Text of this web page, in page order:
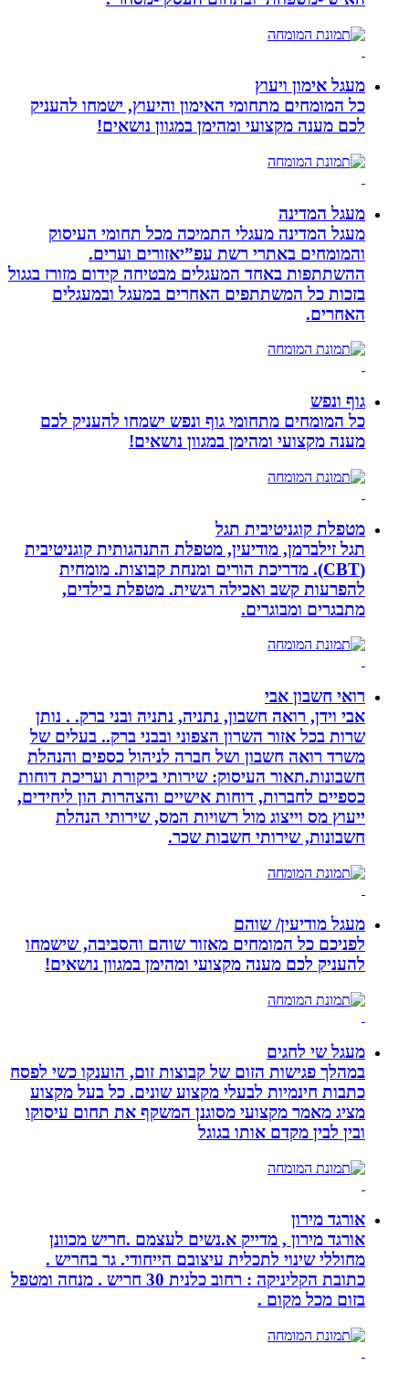
מעגל אימון ויעוץ
כל המומחים מתחומי האימון והיעוץ, ישמחו להעניק
לכם מענה מקצועי ומהימן במגוון נושאים!
מעגל המדינה
מעגל המדינה מעגלי התמיכה מכל תחומי העיסוק
והמומחים באתרי רשת עפ”יאזורים וערים.
ההשתתפות באחד המעגלים מבטיחה קידום מזורז בגגול
בזכות כל המשתתפים האחרים במעגל ובמעגלים
האחרים.
גוף ונפש
כל המומחים מתחומי גוף ונפש ישמחו להעניק לכם
מענה מקצועי ומהימן במגוון נושאים!
מטפלת קוגניטיבית תגל
תגל זילברמן, מודיעין, מטפלת התנהגותית קוגניטיבית
(CBT). מדריכת הורים ומנחת קבוצות. מומחית
להפרעות קשב ואכילה רגשית. מטפלת בילדים,
מתבגרים ומבוגרים.
רואי חשבון אבי
אבי וידן, רואה חשבון, נתניה, נתניה ובני ברק. . נותן
שרות בכל אזור השרון הצפוני ובבני ברק.. בעלים של
משרד רואה חשבון ושל חברה לניהול כספים והנהלת
חשבונות.תאור העיסוק: שירותי ביקורת ועריכת דוחות
כספיים לחברות, דוחות אישיים והצהרות הון ליחידים,
ייעוץ מס וייצוג מול רשויות המס, שירותי הנהלת
חשבונות, שירותי חשבות שכר.
מעגל מודיעין/ שוהם
לפניכם כל המומחים מאזור שוהם והסביבה, שישמחו
להעניק לכם מענה מקצועי ומהימן במגוון נושאים!
מעגל שי לחגים
במהלך פגישות הזום של קבוצות זום, הוענקו כשי לפסח
כתבות חינמיות לבעלי מקצוע שונים. כל בעל מקצוע
מציג מאמר מקצועי מסוגנן המשקף את תחום עיסוקו
ובין לבין מקדם אותו בגוגל
אורגד מירון
אורגד מירון , מדייק א.נשים לעצמם .חריש מכוונן
מחוללי שינוי לתכלית עיצובם הייחודי. גר בחריש .
כתובת הקליניקה : רחוב כלנית 30 חריש . מנחה ומטפל
בזום מכל מקום .